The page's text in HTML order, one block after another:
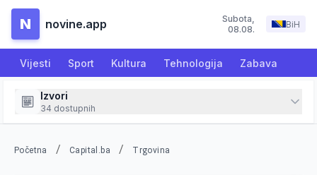
N novine.app Subota,
08.08.
BiH
Vijesti Sport Kultura Tehnologija Zabava
Izvori
34 dostupnih
Početna / Capital.ba / Trgovina